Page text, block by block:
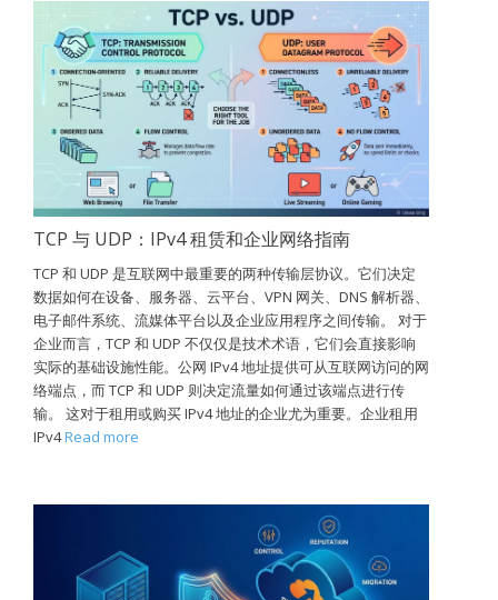
TCP 与 UDP：IPv4 租赁和企业网络指南
TCP 和 UDP 是互联网中最重要的两种传输层协议。它们决定
数据如何在设备、服务器、云平台、VPN 网关、DNS 解析器、
电子邮件系统、流媒体平台以及企业应用程序之间传输。 对于
企业而言，TCP 和 UDP 不仅仅是技术术语，它们会直接影响
实际的基础设施性能。公网 IPv4 地址提供可从互联网访问的网
络端点，而 TCP 和 UDP 则决定流量如何通过该端点进行传
输。 这对于租用或购买 IPv4 地址的企业尤为重要。企业租用
IPv4Read more